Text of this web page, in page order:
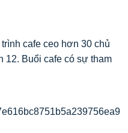
cafe ceo hơn 30 chủ
12. Buổi cafe có sự tham